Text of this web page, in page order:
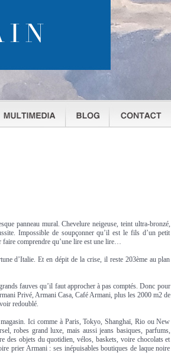
panneau mural. Chevelure neigeuse, teint ultra-bronzé,
Impossible de soupçonner qu’il est le fils d’un petit
faire comprendre qu’une lire est une lire…
d’Italie. Et en dépit de la crise, il reste 203ème au plan
fauves qu’il faut approcher à pas comptés. Donc pour
Privé, Armani Casa, Café Armani, plus les 2000 m2 de
redoublé.
Ici comme à Paris, Tokyo, Shanghaï, Rio ou New
robes grand luxe, mais aussi jeans basiques, parfums,
des objets du quotidien, vélos, baskets, voire chocolats et
prier Armani : ses inépuisables boutiques de laque noire